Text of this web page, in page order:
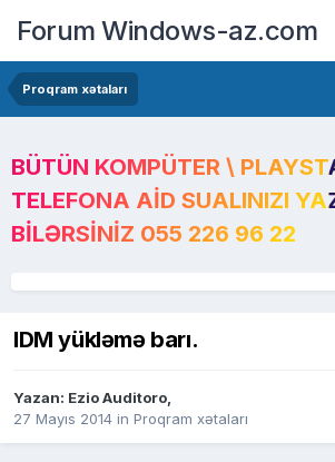
Forum Windows-az.com
Proqram xətaları
BÜTÜN KOMPÜTER \
TELEFONA AID SUALINIZI
BILƏRSINIZ 055 226 96 22
IDM yükləmə barı.
Yazan: Ezio Auditoro,
27 Mayıs 2014 in Proqram xətaları